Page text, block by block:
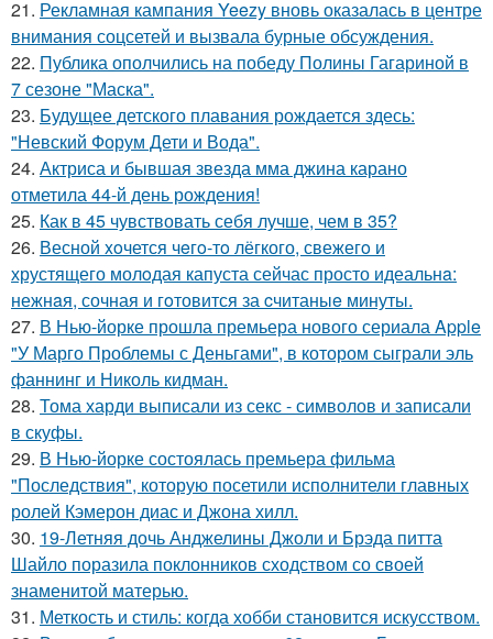
21. Рекламная кампания Yeezy вновь оказалась в центре
внимания соцсетей и вызвала бурные обсуждения.
22. Публика ополчились на победу Полины Гагариной в
7 сезоне "Маска".
23. Будущее детского плавания рождается здесь:
"Невский Форум Дети и Вода".
24. Актриса и бывшая звезда мма джина карано
отметила 44-й день рождения!
25. Как в 45 чувствовать себя лучше, чем в 35?
26. Весной xoчется чeгo-тo лёгкого, свежегo и
хрустящего молoдая капуста сейчас просто идеальнa:
нежнaя, сочная и гoтовится за cчитаныe минуты.
27. В Нью-йорке прошла премьера нового сериала Apple
"У Марго Проблемы с Деньгами", в котором сыграли эль
фаннинг и Николь кидман.
28. Тома харди выписали из секс - символов и записали
в скуфы.
29. В Нью-йорке состоялась премьера фильма
"Последствия", которую посетили исполнители главных
ролей Кэмерон диас и Джона хилл.
30. 19-Летняя дочь Анджелины Джоли и Брэда питта
Шайло поразила поклонников сходством со своей
знаменитой матерью.
31. Меткость и стиль: когда хобби становится искусством.